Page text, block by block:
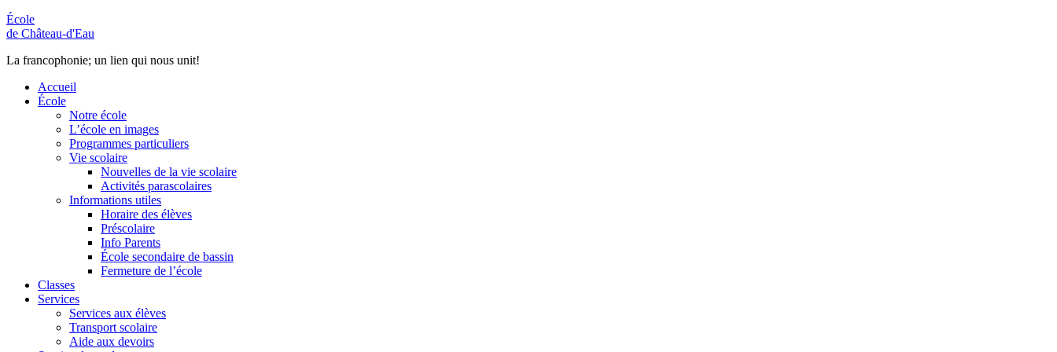
École
de Château-d'Eau
La francophonie; un lien qui nous unit!
Accueil
École
Notre école
L’école en images
Programmes particuliers
Vie scolaire
Nouvelles de la vie scolaire
Activités parascolaires
Informations utiles
Horaire des élèves
Préscolaire
Info Parents
École secondaire de bassin
Fermeture de l’école
Classes
Services
Services aux élèves
Transport scolaire
Aide aux devoirs